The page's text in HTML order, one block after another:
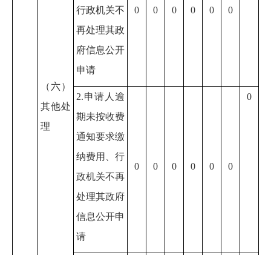
（六）
其他处
理
行政机关不
再处理其政
府信息公开
申请
0 0 0 0 0 0
2.申请人逾
期未按收费
通知要求缴
纳费用、行
政机关不再
处理其政府
信息公开申
请
0 0 0 0 0 0
0